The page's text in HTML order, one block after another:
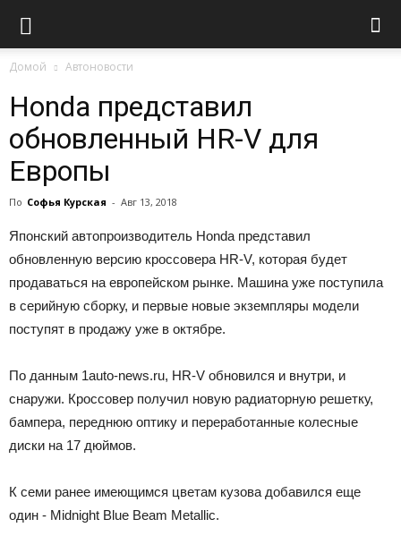
Домой Автоновости
Honda представил
обновленный HR-V для
Европы
По Софья Курская - Авг 13, 2018
Японский автопроизводитель Honda представил
обновленную версию кроссовера HR-V, которая будет
продаваться на европейском рынке. Машина уже поступила
в серийную сборку, и первые новые экземпляры модели
поступят в продажу уже в октябре.
По данным 1auto-news.ru, HR-V обновился и внутри, и
снаружи. Кроссовер получил новую радиаторную решетку,
бампера, переднюю оптику и переработанные колесные
диски на 17 дюймов.
К семи ранее имеющимся цветам кузова добавился еще
один - Midnight Blue Beam Metallic.